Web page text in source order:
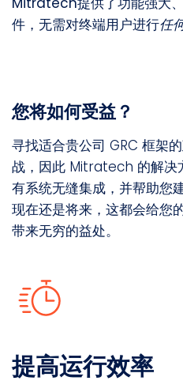
件，无需对终端用户进行任
您将如何受益？
寻找适合贵公司 GRC 框架
战，因此 Mitratech 的解决
有系统无缝集成，并帮助您
现在还是将来，这都会给您
带来无穷的益处。
提高运行效率